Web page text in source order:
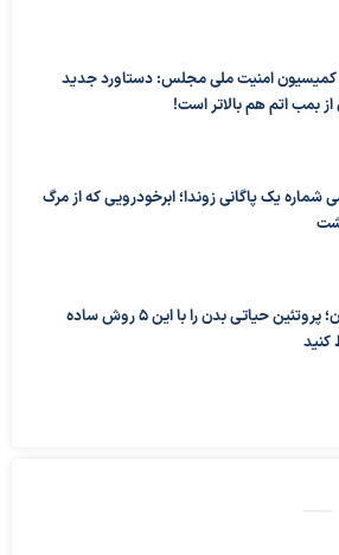
کمیسیون امنیت ملی مجلس: دستاورد جدید
از بمب اتم هم بالاتر است!
شماره یک پاگانی زوندا؛ ابرخودرویی که از مرگ
کلاژن؛ پروتئین حیاتی بدن را با این ۵ روش ساده